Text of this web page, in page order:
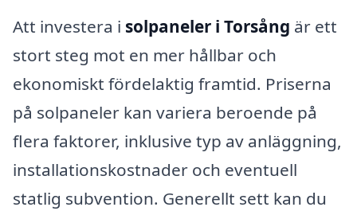
Att investera i solpaneler i Torsång är ett
stort steg mot en mer hållbar och
ekonomiskt fördelaktig framtid. Priserna
på solpaneler kan variera beroende på
flera faktorer, inklusive typ av anläggning,
installationskostnader och eventuell
statlig subvention. Generellt sett kan du